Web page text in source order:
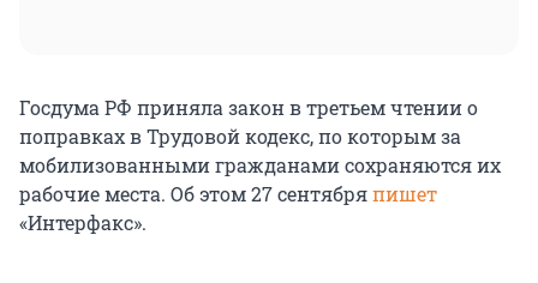
Госдума РФ приняла закон в третьем чтении о
поправках в Трудовой кодекс, по которым за
мобилизованными гражданами сохраняются их
рабочие места. Об этом 27 сентябряпишет
«Интерфакс».